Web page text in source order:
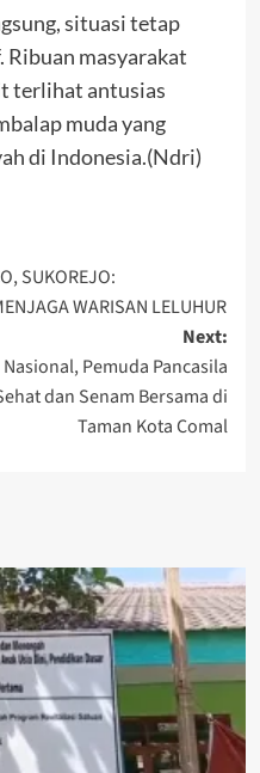
situasi tetap
Ribuan masyarakat
terlihat antusias
muda yang
di Indonesia.(Ndri)
SUKOREJO:
WARISAN LELUHUR
Next:
Pemuda Pancasila
dan Senam Bersama di
Taman Kota Comal